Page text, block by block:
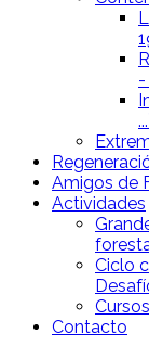
-
Amigos de
Actividades
Ciclo
Contacto